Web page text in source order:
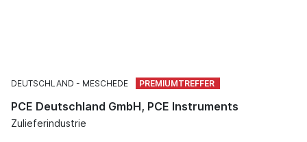
DEUTSCHLAND MESCHEDE
PCE Deutschland GmbH, PCE Instruments
Zulieferindustrie